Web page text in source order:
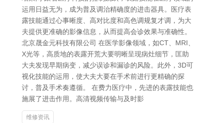
运用日益无为，成为普及调治精确度的进击器具。医疗表
露技能通过心事晰度、高对比度和高色调规复才调，为大
夫提供更准确的影像信息，从而提高会诊效果与准确性。
北京晟金元科技有限公司 在医学影像领域，如CT、MRI、
X光等，高质地的表露开荒大要明晰呈现病灶细节，匡助
大夫发现早期病变，减少误诊和漏诊的风险。此外，3D可
视化技能的运用，使大夫大要在手术前进行更精确的探
讨，普及手术奏遵循。 在费力医疗中，先进的表露技能也
施展了进击作用。高清视频传输与及时影
维修资讯